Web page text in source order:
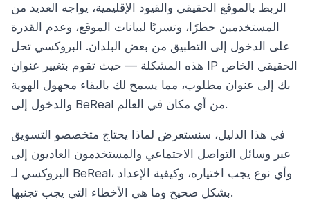
الربط بالموقع الحقيقي والقيود الإقليمية، يواجه العديد من
المستخدمين حظرًا، وتسربًا لبيانات الموقع، وعدم القدرة
على الدخول إلى التطبيق من بعض البلدان. البروكسي تحل
هذه المشكلة — حيث تقوم بتغيير عنوان IP الحقيقي الخاص
بك إلى عنوان مطلوب، مما يسمح لك بالبقاء مجهول الهوية
والدخول إلى BeReal من أي مكان في العالم.
في هذا الدليل، سنستعرض لماذا يحتاج متخصصو التسويق
عبر وسائل التواصل الاجتماعي والمستخدمون العاديون إلى
البروكسي لـ BeReal، وأي نوع يجب اختياره، وكيفية الإعداد
بشكل صحيح وما هي الأخطاء التي يجب تجنبها.